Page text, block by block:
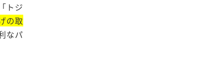
トジ
の取
なパ